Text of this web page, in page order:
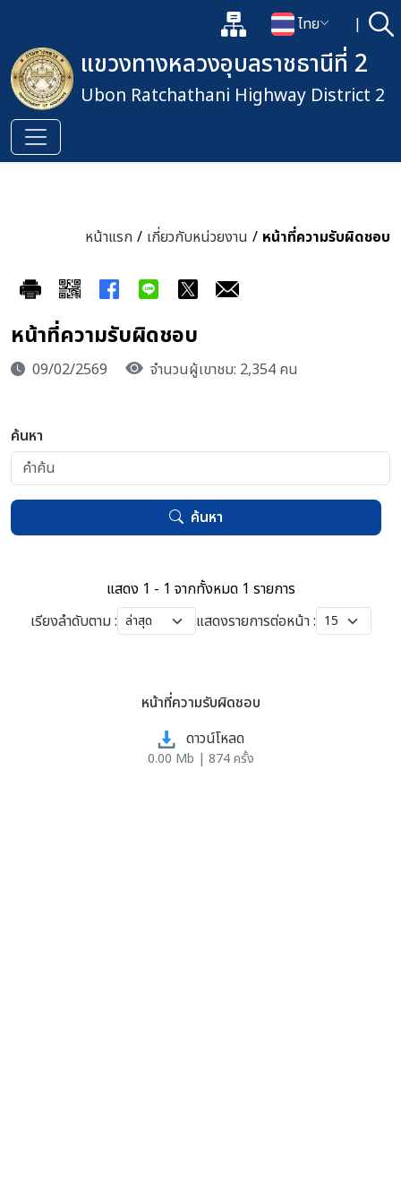
แผนผังเว็บไซต์
เปลี่ยนภาษา
ไทย | ค้
เปิดกล่องค้นหาข้อมูลหลักของเ
แขวงทางหลวงอุบลราชธานีที่ 2
Ubon Ratchathani Highway District 2
หน้าแรก / เกี่ยวกับหน่วยงาน / หน้าที่ความรับผิดชอบ
หน้าที่ความรับผิดชอบ
09/02/2569 จำนวนผู้เขาชม: 2,354 คน
ค้นหา
ค้นหา
แสดง 1 - 1 จากทั้งหมด 1 รายการ
เรียงลำดับตาม :
แสดงรายการต่อหน้า :
หน้าที่ความรับผิดชอบ
ดาวน์โหลด
0.00 Mb | 874 ครั้ง